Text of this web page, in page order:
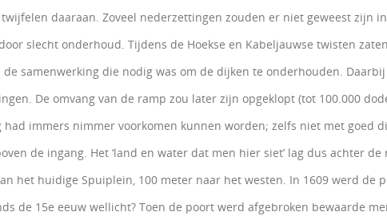
daaraan. Zoveel nederzettingen zouden er niet geweest zijn
slecht onderhoud. Tijdens de Hoekse en Kabeljauwse twisten
samenwerking die nodig was om de dijken te onderhouden.
De omvang van de ramp zou later zijn opgeklopt (tot 100.000
had immers nimmer voorkomen kunnen worden; zelfs niet met goed
de ingang. Het ‘land en water dat men hier siet’ lag dus achter
het huidige Spuiplein, 100 meter naar het westen. In 1609 werd de
de 15e eeuw wellicht? Toen de poort werd afgebroken bewaarde